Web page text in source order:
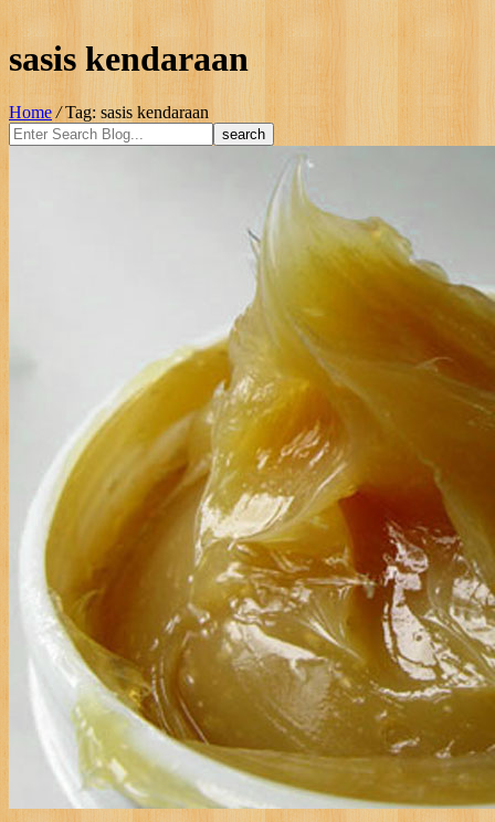
sasis kendaraan
Home / Tag: sasis kendaraan